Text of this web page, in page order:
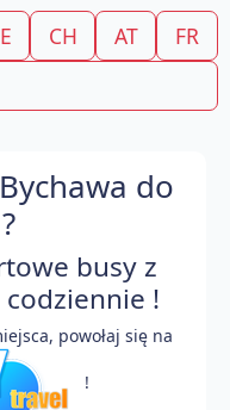
CH AT
FR
do
busy z
!
powołaj się na
!